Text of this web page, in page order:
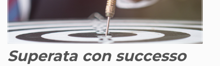
Superata con successo